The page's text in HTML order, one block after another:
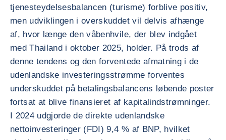
tjenesteydelsesbalancen (turisme) forblive positiv,
men udviklingen i overskuddet vil delvis afhænge
af, hvor længe den våbenhvile, der blev indgået
med Thailand i oktober 2025, holder. På trods af
denne tendens og den forventede afmatning i de
udenlandske investeringsstrømme forventes
underskuddet på betalingsbalancens løbende poster
fortsat at blive finansieret af kapitalindstrømninger.
I 2024 udgjorde de direkte udenlandske
nettoinvesteringer (FDI) 9,4 % af BNP, hvilket